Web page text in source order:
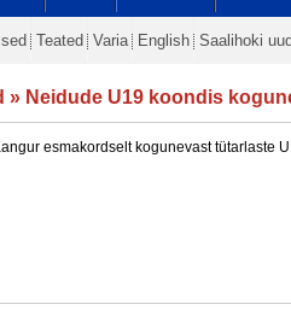
Teated Varia English Saalihoki
» Neidude U19 koondis
esmakordselt kogunevast tütarlaste